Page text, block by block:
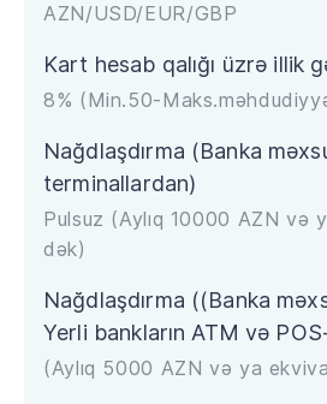
AZN/USD/EUR/GBP
Kart hesab qalığı üzrə illik
8% (Min.50-
Nağdlaşdırma (Banka
terminallardan)
Pulsuz (Aylıq 10000 AZN və
dək)
Nağdlaşdırma ((Banka
Yerli bankların ATM və
(Aylıq 5000 AZN və ya